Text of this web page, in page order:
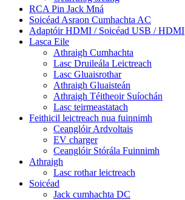
RCA Pin Jack Mná
Soicéad Asraon Cumhachta AC
Adaptóir HDMI / Soicéad USB / HDMI
Lasca Eile
Athraigh Cumhachta
Lasc Druileála Leictreach
Lasc Gluaisrothar
Athraigh Gluaisteán
Athraigh Téitheoir Suíochán
Lasc teirmeastatach
Feithicil leictreach nua fuinnimh
Ceanglóir Ardvoltais
EV charger
Ceanglóir Stórála Fuinnimh
Athraigh
Lasc rothar leictreach
Soicéad
Jack cumhachta DC